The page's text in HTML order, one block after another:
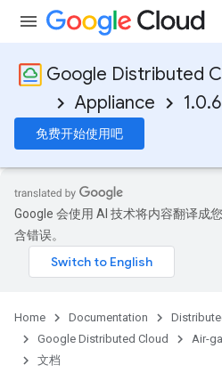
Google Distributed
Appliance
1.0.6
免费开始使用吧
Google 会使用 AI 技术将内容翻译成
含错误。
Home Documentation
Google Distributed Cloud
Air-
文档